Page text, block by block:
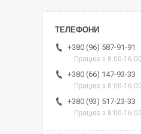
+380 (96) 587-91-91
Працює з 8:00-16:00
+380 (66) 147-93-33
Працює з 8:00-16:00
+380 (93) 517-23-33
Працює з 8:00-16:00